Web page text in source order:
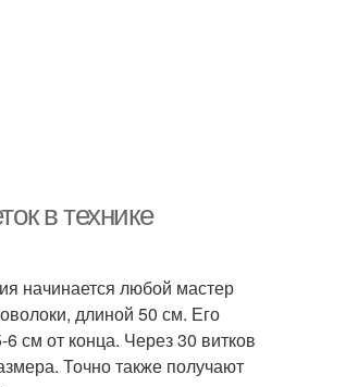
в технике
начинается любой мастер
длиной 50 см. Его
см от конца. Через 30 витков
Точно также получают